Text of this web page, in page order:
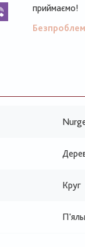
приймаємо!
Круг